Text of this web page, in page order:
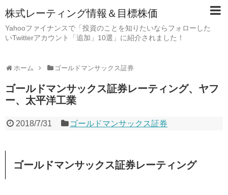
株式レーティング情報＆目標株価
Yahooファイナンスで「投資のことを知りたいならフォローした
いTwitterアカウント「追加」10選」に紹介されました！
ホーム ゴールドマンサックス証券
ゴールドマンサックス証券レーティング、ヤフ
ー、太平洋工業
2018/7/31 ゴールドマンサックス証券
ゴールドマンサックス証券レーティング